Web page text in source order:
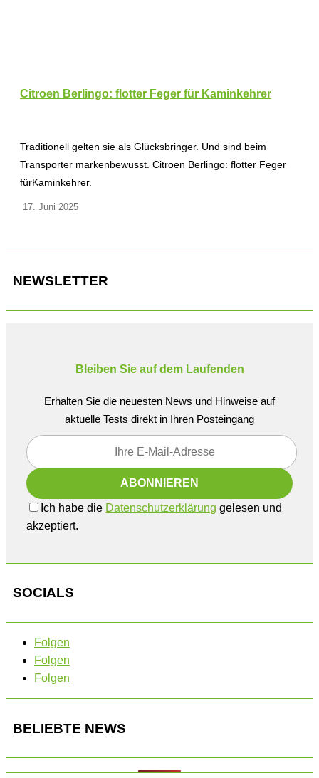
Citroen Berlingo: flotter Feger für Kaminkehrer
Traditionell gelten sie als Glücksbringer. Und sind beim
Transporter markenbewusst. Citroen Berlingo: flotter Feger
fürKaminkehrer.
17. Juni 2025
NEWSLETTER
Bleiben Sie auf dem Laufenden
Erhalten Sie die neuesten News und Hinweise auf
aktuelle Tests direkt in Ihren Posteingang
Ich habe die Datenschutzerklärung gelesen und
akzeptiert.
SOCIALS
Folgen
Folgen
Folgen
BELIEBTE NEWS